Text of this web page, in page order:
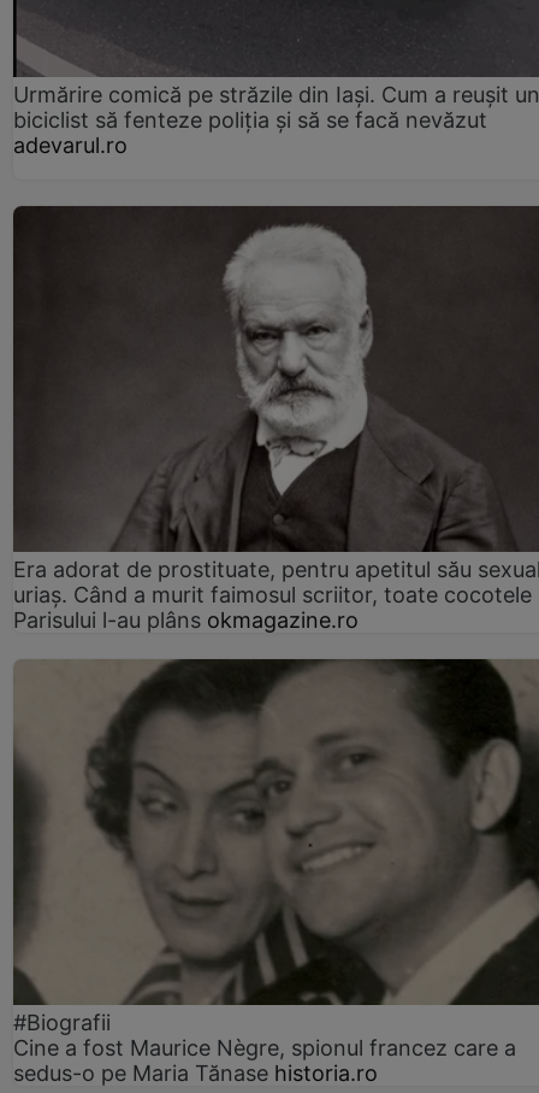
Urmărire comică pe străzile din Iași. Cum a reușit un
biciclist să fenteze poliția și să se facă nevăzut
adevarul.ro
Era adorat de prostituate, pentru apetitul său
uriaș. Când a murit faimosul scriitor, toate cocotele
Parisului l-au plâns okmagazine.ro
#Biografii
Cine a fost Maurice Nègre, spionul francez care a
sedus-o pe Maria Tănase historia.ro